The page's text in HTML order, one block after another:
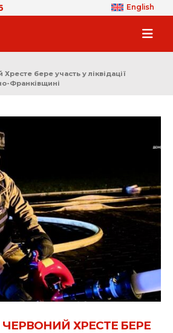
English
бере участь у ліквідації
Франківщині
ХРЕСТЕ БЕРЕ